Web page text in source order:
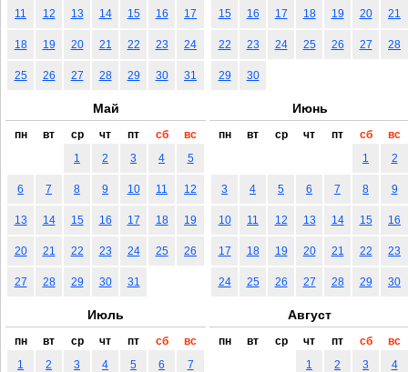
11 12 13 14 15 16 17
18 19 20 21 22 23 24
25 26 27 28 29 30 31
15 16 17 18 19 20 21
22 23 24 25 26 27 28
29 30
Май
пн вт ср чт пт сб
вс
1
2 3 4 5
6 7 8 9 10 11 12
13 14 15 16 17 18 19
20 21 22 23 24 25 26
27 28 29 30 31
Июнь
пн вт ср чт пт сб
вс
1
2
3 4 5 6 7 8 9
10 11 12 13 14 15 16
17 18 19 20 21 22 23
24 25 26 27 28 29 30
Июль
пн вт ср чт пт сб
вс
1
2 3 4 5 6 7
Август
пн вт ср чт пт сб
вс
1
2 3 4